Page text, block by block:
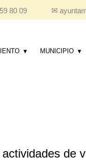
80 09 ✉
MUNICIPIO
de